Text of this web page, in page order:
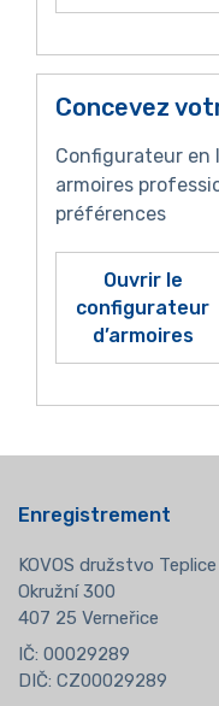
Concevez
Configurateur en
armoires
préférences
Ouvrir le
configurateur
d’armoires
Enregistrement
KOVOS družstvo Teplice
Okružní 300
407 25 Verneřice
IČ: 00029289
DIČ: CZ00029289